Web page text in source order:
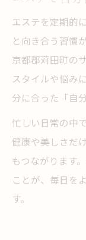
エステを定期的
と向き合う習慣
京都郡苅田町の
スタイルや悩み
分に合った「自
忙しい日常の中
健康や美しさだ
もつながります
ことが、毎日を
す。